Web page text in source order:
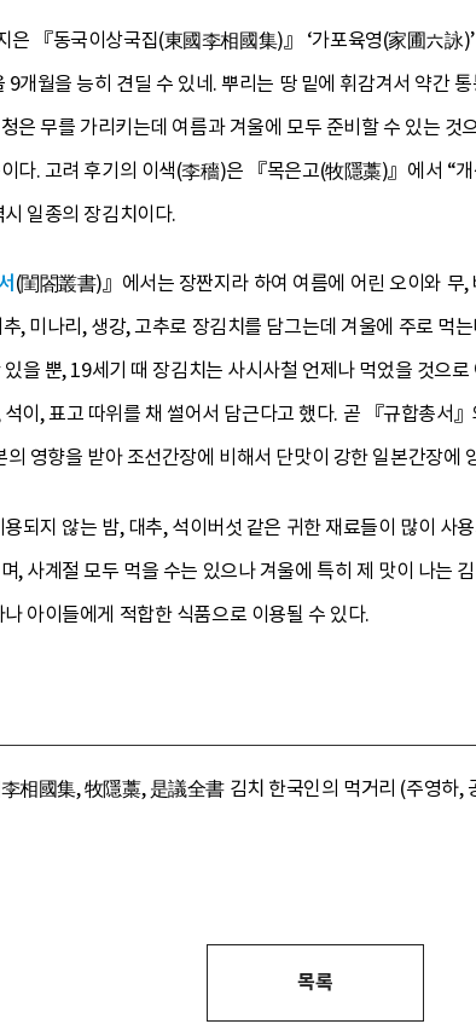
은 『동국이상국집(東國李相國集)』 ‘가포육영(家圃六詠
9개월을 능히 견딜 수 있네. 뿌리는 땅 밑에 휘감겨서 약간
은 무를 가리키는데 여름과 겨울에 모두 준비할 수 있는
다. 고려 후기의 이색(李穡)은 『목은고(牧隱藁)』에서 “
일종의 장김치이다.
(閨閤叢書)』에서는 장짠지라 하여 여름에 어린 오이와 무
, 미나리, 생강, 고추로 장김치를 담그는데 겨울에 주로 먹
을 뿐, 19세기 때 장김치는 사시사철 언제나 먹었을 것으
이, 표고 따위를 채 썰어서 담근다고 했다. 곧 『규합총서
영향을 받아 조선간장에 비해서 단맛이 강한 일본간장에
되지 않는 밤, 대추, 석이버섯 같은 귀한 재료들이 많이
, 사계절 모두 먹을 수는 있으나 겨울에 특히 제 맛이 나는
아이들에게 적합한 식품으로 이용될 수 있다.
相國集, 牧隱藁, 是議全書 김치 한국인의 먹거리 (주영하,
목록